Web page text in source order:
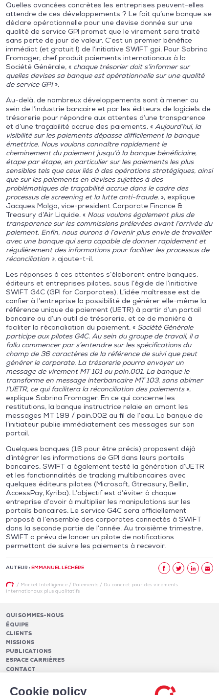
Cookie policy
Quelles avancées concrètes les entreprises peuvent-elles
attendre de ces développements ? Le fait qu’une banque se
déclare opérationnelle pour une devise donnée sur une
qualité de service GPI promet que le virement sera traité
sans perte de jour de valeur. C’est un premier bénéfice
immédiat (et gratuit !) de l’initiative SWIFT gpi. Pour Sabrina
Fromager, chef produit paiements internationaux à la
Société Générale, « chaque trésorier doit s’informer sur
quelles devises sa banque est opérationnelle sur une qualité
de service GPI».
Au-delà, de nombreux développements sont à mener au
sein de l’industrie bancaire et par les éditeurs de logiciels de
trésorerie pour répondre aux attentes d’une transparence
et d’une traçabilité accrue des paiements. « Aujourd’hui, la
visibilité sur les paiements dépasse difficilement la banque
émettrice. Nous voulons connaître rapidement le
cheminement du paiement jusqu’à la banque bénéficiaire,
étape par étape, en particulier sur les paiements les plus
sensibles tels que ceux liés à des opérations stratégiques, ainsi
que sur les paiements en devises sujettes à des
problématiques de traçabilité accrue dans le cadre des
processus de screening et la lutte anti-fraude. », explique
Jacques Molgo, vice-president Corporate Finance &
Treasury d’Air Liquide. « Nous voulons également plus de
transparence sur les commissions prélevées avant l’arrivée du
paiement. Enfin, nous aurons à l’avenir plus envie de travailler
avec une banque qui sera capable de donner rapidement et
régulièrement des informations pour faciliter les processus de
réconciliation », ajoute-t-il.
Les réponses à ces attentes s’élaborent entre banques,
éditeurs et entreprises pilotes, sous l’égide de l’initiative
SWIFT G4C (GPI for Corporates). L’idée maîtresse est de
confier à l’entreprise la possibilité de générer elle-même la
référence unique de paiement (UETR) à partir d’un portail
bancaire ou d’un outil de trésorerie, et ce de manière à
faciliter la réconciliation du paiement. « Société Générale
participe aux pilotes G4C. Au sein du groupe de travail, il a
fallu commencer par s’entendre sur les spécifications du
champ de 36 caractères de la référence de suivi que peut
générer le corporate. La trésorerie pourra envoyer un
message de virement MT 101 ou pain.001. La banque le
transforme en message interbancaire MT 103, sans abimer
l’UETR, ce qui facilitera la réconciliation des paiements»,
explique Sabrina Fromager. En ce qui concerne les
restitutions, la banque instructrice relaie en amont les
messages MT 199 / pain.002 au fil de l’eau. La banque de
l’initiateur publie immédiatement ces messages sur son
portail.
Quelques banques (16 pour être précis) proposent déjà
d’intégrer les informations de GPI dans leurs portails
bancaires. SWIFT a également testé la génération d’UETR
et les fonctionnalités de tracking multibancaires avec
quelques éditeurs pilotes (Microsoft, Gtreasury, Bellin,
AccessPay, Kyriba). L’objectif est d’éviter à chaque
entreprise d’avoir à multiplier les manipulations sur les
portails bancaires. Le service G4C sera officiellement
proposé à l’ensemble des corporates connectés à SWIFT
dans la seconde partie de l’année. Au troisième trimestre,
SWIFT a prévu de lancer un pilote de notifications
permettant de suivre les paiements à recevoir.
AUTEUR : EMMANUEL LÉCHÈRE
/ Market Intelligence/ Paiements/ Du concret pour des virements
internationaux plus qualitatifs
QUI SOMMES-NOUS
ÉQUIPE
CLIENTS
MISSIONS
PUBLICATIONS
ESPACE CARRIÈRES
CONTACT
Pilotage des relations bancaires